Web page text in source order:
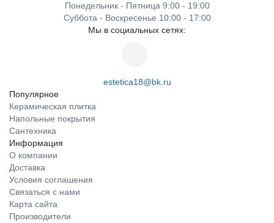
Понедельник - Пятница 9:00 - 19:00
Суббота - Воскресенье 10:00 - 17:00
Мы в социальных сетях:
estetica18@bk.ru
Популярное
Керамическая плитка
Напольные покрытия
Сантехника
Информация
О компании
Доставка
Условия соглашения
Связаться с нами
Карта сайта
Производители